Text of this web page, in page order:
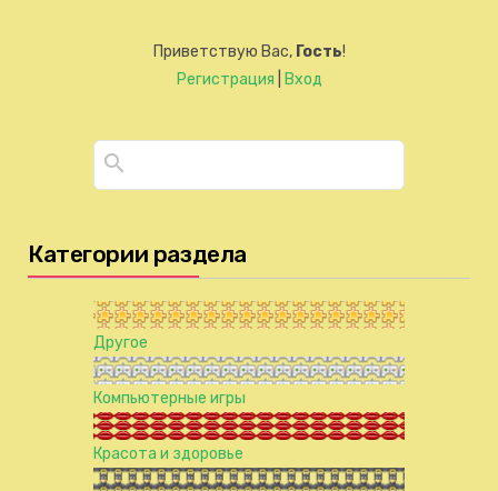
Приветствую Вас, Гость!
Регистрация
Вход
Категории раздела
Другое
Компьютерные игры
Красота и здоровье